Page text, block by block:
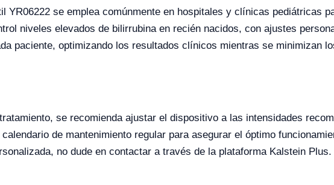
YR06222 se emplea comúnmente en hospitales y clínicas pediátricas
niveles elevados de bilirrubina en recién nacidos, con ajustes
paciente, optimizando los resultados clínicos mientras se minimizan
se recomienda ajustar el dispositivo a las intensidades
de mantenimiento regular para asegurar el óptimo
no dude en contactar a través de la plataforma Kalstein Plus.